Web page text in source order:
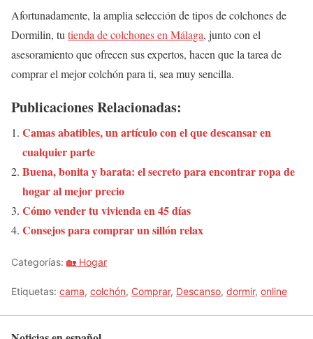
Afortunadamente, la amplia selección de tipos de colchones de
Dormilin, tutienda de colchones en Málaga, junto con el
asesoramiento que ofrecen sus expertos, hacen que la tarea de
comprar el mejor colchón para ti, sea muy sencilla.
Publicaciones Relacionadas:
Camas abatibles, un artículo con el que descansar en
cualquier parte
Buena, bonita y barata: el secreto para encontrar ropa de
hogar al mejor precio
Cómo vender tu vivienda en 45 días
Consejos para comprar un sillón relax
Categorías: 🏡 Hogar
Etiquetas: cama, colchón, Comprar, Descanso, dormir, online